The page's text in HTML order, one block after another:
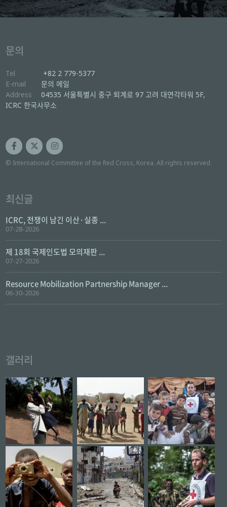
문의
Tel
+82 2 779-5377
E-mail
문의 메일
Address
04535 서울특별시 중구 퇴계로 97 고려 대연각타워 5F,
ICRC 한국사무소
© International Committee of the Red Cross, Korea. All rights reserved.
최신글
ICRC, 전쟁이 남긴 이산·실종 ...
07-28-2026
제 18회 국제인도법 모의재판 ...
07-27-2026
Resource Mobilization Partnership Manager ...
06-30-2026
갤러리